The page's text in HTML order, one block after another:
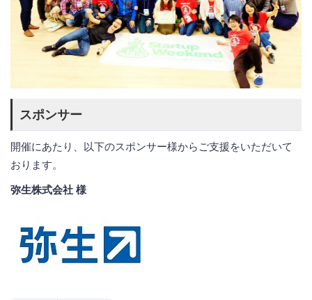
スポンサー
開催にあたり、以下のスポンサー様からご支援をいただいて
おります。
弥生株式会社 様